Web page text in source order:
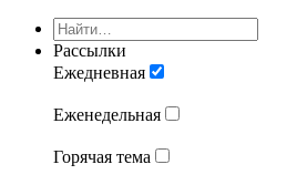
Рассылки
Ежедневная
Еженедельная
Горячая тема